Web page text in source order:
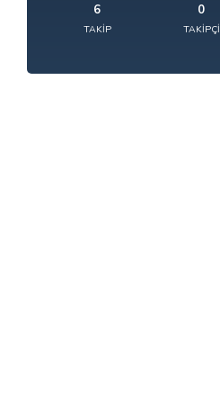
6
TAKIP
0
TAKIPÇI